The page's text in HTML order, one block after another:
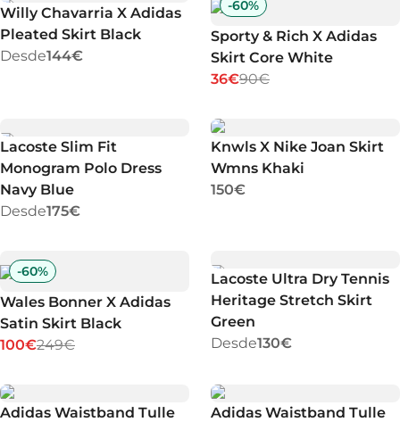
Willy Chavarria X Adidas
Pleated Skirt Black
Desde144€
-60%
Sporty & Rich X Adidas
Skirt Core White
36€90€
Lacoste Slim Fit
Monogram Polo Dress
Navy Blue
Desde175€
Knwls X Nike Joan Skirt
Wmns Khaki
150€
-60%
Wales Bonner X Adidas
Satin Skirt Black
100€249€
Lacoste Ultra Dry Tennis
Heritage Stretch Skirt
Green
Desde130€
Adidas Waistband Tulle
Adidas Waistband Tulle